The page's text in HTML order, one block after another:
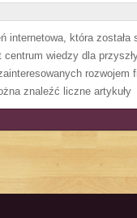
internetowa, która
wiedzy dla
rozwojem
znaleźć liczne artykuły